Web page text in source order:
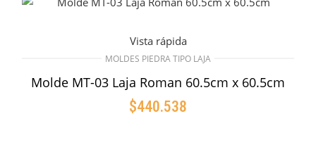
Vista rápida
MOLDES PIEDRA TIPO LAJA
Molde MT-03 Laja Roman 60.5cm x 60.5cm
$440.538